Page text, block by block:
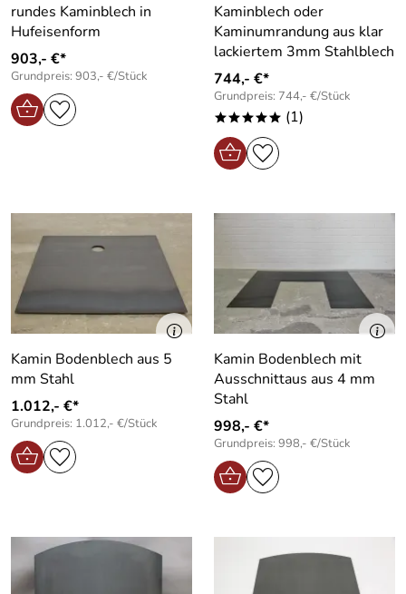
rundes Kaminblech in
Hufeisenform
903,- €*
Grundpreis: 903,- €/Stück
Kaminblech oder
Kaminumrandung aus klar
lackiertem 3mm Stahlblech
744,- €*
Grundpreis: 744,- €/Stück
***** (1)
Kamin Bodenblech aus 5
mm Stahl
1.012,- €*
Grundpreis: 1.012,- €/Stück
Kamin Bodenblech mit
Ausschnittaus aus 4 mm
Stahl
998,- €*
Grundpreis: 998,- €/Stück